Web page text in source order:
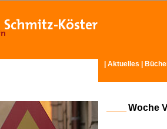
Aktuelles
Woche